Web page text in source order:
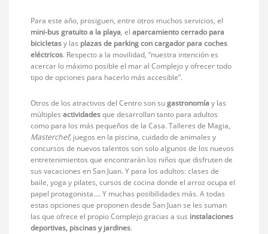
Para este año, prosiguen, entre otros muchos servicios, el
mini-bus gratuito a la playa, elaparcamiento cerrado para
bicicletasy las plazas de parking con cargador para coches
eléctricos. Respecto a la movilidad, “nuestra intención es
acercar lo máximo posible el mar al Complejo y ofrecer todo
tipo de opciones para hacerlo más accesible”.
Otros de los atractivos del Centro son sugastronomíay las
múltiplesactividadesque desarrollan tanto para adultos
como para los más pequeños de la Casa. Talleres de Magia,
Masterchef, juegos en la piscina, cuidado de animales y
concursos de nuevos talentos son solo algunos de los nuevos
entretenimientos que encontrarán los niños que disfruten de
sus vacaciones en San Juan. Y para los adultos: clases de
baile, yoga y pilates, cursos de cocina donde el arroz ocupa el
papel protagonista…. Y muchas posibilidades más. A todas
estas opciones que proponen desde San Juan se les suman
las que ofrece el propio Complejo gracias a sus instalaciones
deportivas, piscinas y jardines.